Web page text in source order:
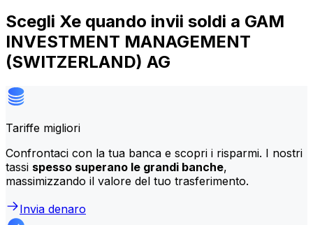
Scegli Xe quando invii soldi a GAM
INVESTMENT MANAGEMENT
(SWITZERLAND) AG
Tariffe migliori
Confrontaci con la tua banca e scopri i risparmi. I nostri
tassi spesso superano le grandi banche,
massimizzando il valore del tuo trasferimento.
Invia denaro